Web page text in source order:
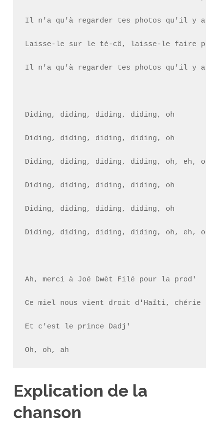
Il n'a qu'à regarder tes photos qu'il y a
Laisse-le sur le té-cô, laisse-le faire
Il n'a qu'à regarder tes photos qu'il y a
Diding, diding, diding, diding, oh
Diding, diding, diding, diding, oh
Diding, diding, diding, diding, oh, eh, oh,
Diding, diding, diding, diding, oh
Diding, diding, diding, diding, oh
Diding, diding, diding, diding, oh, eh, oh,
Ah, merci à Joé Dwèt Filé pour la prod'
Ce miel nous vient droit d'Haïti, chérie
Et c'est le prince Dadj'
Oh, oh, ah
Explication de la
chanson